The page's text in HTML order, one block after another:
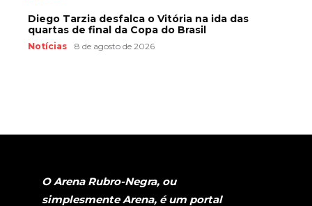
Diego Tarzia desfalca o Vitória na ida das
quartas de final da Copa do Brasil
Notícias 8 de agosto de 2026
O Arena Rubro-Negra, ou
simplesmente Arena, é um portal